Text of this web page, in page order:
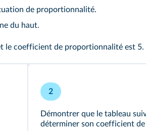
de proportionnalité.
du haut.
le coefficient de proportionnalité est 5.
2
Démontrer que le tableau
déterminer son coefficient